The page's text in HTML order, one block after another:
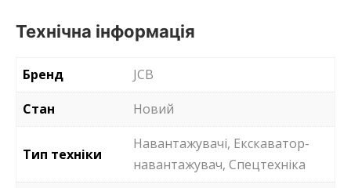
Технічна інформація
Бренд
JCB
Стан
Новий
Тип техніки
Навантажувачі, Екскаватор-
навантажувач, Спецтехніка